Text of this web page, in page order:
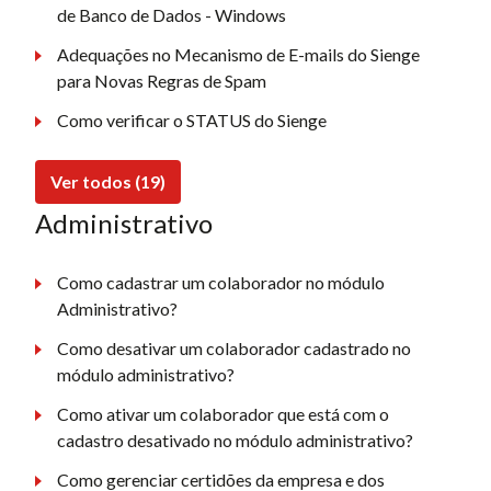
de Banco de Dados - Windows
Adequações no Mecanismo de E-mails do Sienge
para Novas Regras de Spam
Como verificar o STATUS do Sienge
Ver todos (19)
Administrativo
Como cadastrar um colaborador no módulo
Administrativo?
Como desativar um colaborador cadastrado no
módulo administrativo?
Como ativar um colaborador que está com o
cadastro desativado no módulo administrativo?
Como gerenciar certidões da empresa e dos